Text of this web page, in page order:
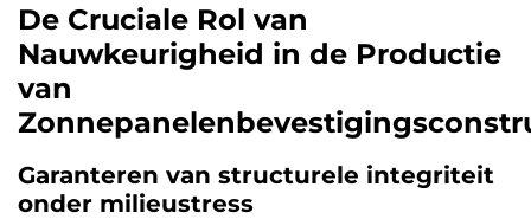
De Cruciale Rol van
Nauwkeurigheid in de Productie
van
Garanteren van structurele integriteit
onder milieustress